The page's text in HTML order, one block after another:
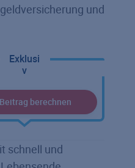
und
Exklusi
v
berechnen
schnell und